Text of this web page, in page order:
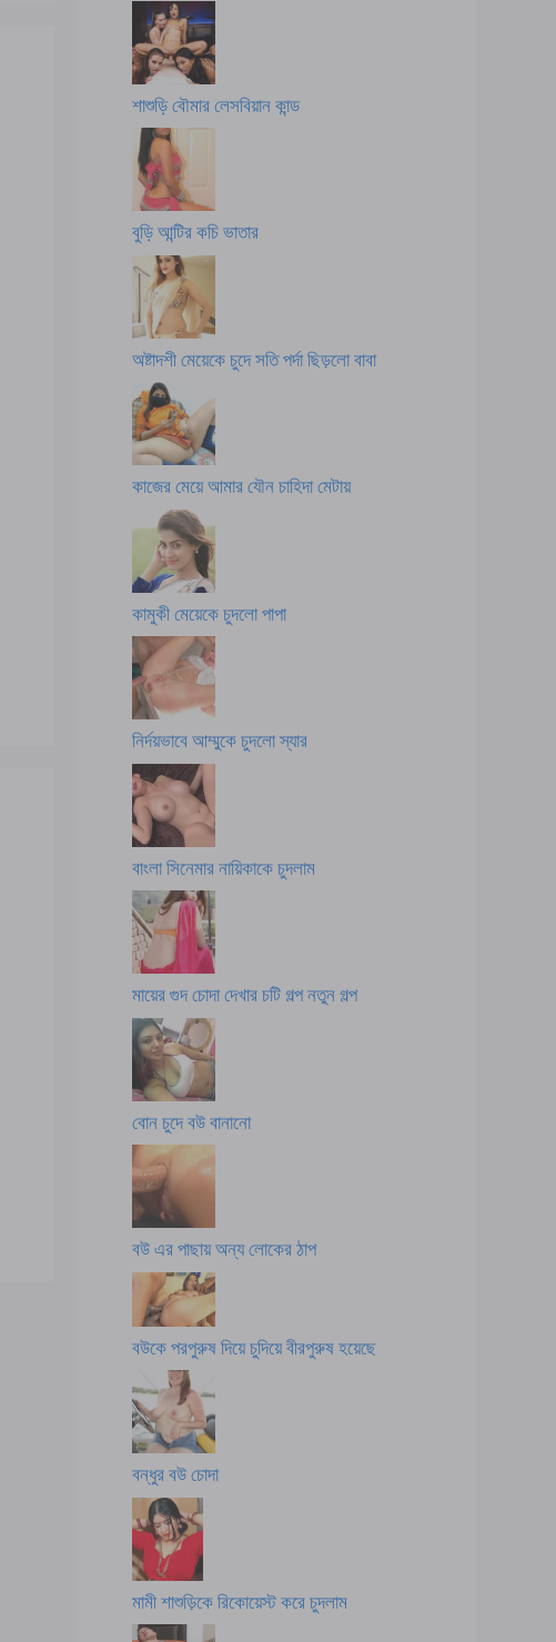
শাশুড়ি বৌমার লেসবিয়ান কান্ড
বুড়ি আন্টির কচি ভাতার
অষ্টাদশী মেয়েকে চুদে সতি পর্দা ছিড়লো বাবা
কাজের মেয়ে আমার যৌন চাহিদা মেটায়
কামুকী মেয়েকে চুদলো পাপা
নির্দয়ভাবে আম্মুকে চুদলো স্যার
বাংলা সিনেমার নায়িকাকে চুদলাম
মায়ের গুদ চোদা দেখার চটি গল্প নতুন গল্প
বোন চুদে বউ বানানো
বউ এর পাছায় অন্য লোকের ঠাপ
বউকে পরপুরুষ দিয়ে চুদিয়ে বীরপুরুষ হয়েছে
বন্ধুর বউ চোদা
মামী শাশুড়িকে রিকোয়েস্ট করে চুদলাম